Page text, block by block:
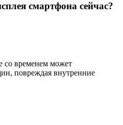
смартфона сейчас?
со временем может
повреждая внутренние